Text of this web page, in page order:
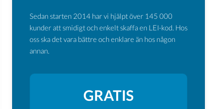
Sedan starten 2014 har vi hjälpt över 145 000
kunder att smidigt och enkelt skaffa en LEI-kod. Hos
oss ska det vara bättre och enklare än hos någon
annan.
GRATIS